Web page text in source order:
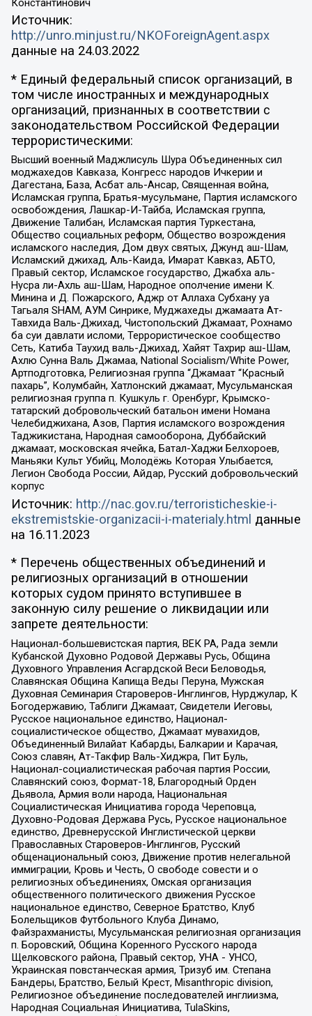
Источник:
http://unro.minjust.ru/NKOForeignAgent.aspx
данные на 24.03.2022
* Единый федеральный список организаций, в
том числе иностранных и международных
организаций, признанных в соответствии с
законодательством Российской Федерации
террористическими:
Высший военный Маджлисуль Шура Объединенных сил
моджахедов Кавказа, Конгресс народов Ичкерии и
Дагестана, База, Асбат аль-Ансар, Священная война,
Исламская группа, Братья-мусульмане, Партия исламского
освобождения, Лашкар-И-Тайба, Исламская группа,
Движение Талибан, Исламская партия Туркестана,
Общество социальных реформ, Общество возрождения
исламского наследия, Дом двух святых, Джунд аш-Шам,
Исламский джихад, Аль-Каида, Имарат Кавказ, АБТО,
Правый сектор, Исламское государство, Джабха аль-
Нусра ли-Ахль аш-Шам, Народное ополчение имени К.
Минина и Д. Пожарского, Аджр от Аллаха Субхану уа
Тагьаля SHAM, АУМ Синрике, Муджахеды джамаата Ат-
Тавхида Валь-Джихад, Чистопольский Джамаат, Рохнамо
ба суи давлати исломи, Террористическое сообщество
Сеть, Катиба Таухид валь-Джихад, Хайят Тахрир аш-Шам,
Ахлю Сунна Валь Джамаа, National Socialism/White Power,
Артподготовка, Религиозная группа “Джамаат “Красный
пахарь”, Колумбайн, Хатлонский джамаат, Мусульманская
религиозная группа п. Кушкуль г. Оренбург, Крымско-
татарский добровольческий батальон имени Номана
Челебиджихана, Азов, Партия исламского возрождения
Таджикистана, Народная самооборона, Дуббайский
джамаат, московская ячейка, Батал-Хаджи Белхороев,
Маньяки Культ Убийц, Молодёжь Которая Улыбается,
Легион Свобода России, Айдар, Русский добровольческий
корпус
Источник: http://nac.gov.ru/terroristicheskie-i-
ekstremistskie-organizacii-i-materialy.html данные
на 16.11.2023
* Перечень общественных объединений и
религиозных организаций в отношении
которых судом принято вступившее в
законную силу решение о ликвидации или
запрете деятельности:
Национал-большевистская партия, ВЕК РА, Рада земли
Кубанской Духовно Родовой Державы Русь, Община
Духовного Управления Асгардской Веси Беловодья,
Славянская Община Капища Веды Перуна, Мужская
Духовная Семинария Староверов-Инглингов, Нурджулар, К
Богодержавию, Таблиги Джамаат, Свидетели Иеговы,
Русское национальное единство, Национал-
социалистическое общество, Джамаат мувахидов,
Объединенный Вилайат Кабарды, Балкарии и Карачая,
Союз славян, Ат-Такфир Валь-Хиджра, Пит Буль,
Национал-социалистическая рабочая партия России,
Славянский союз, Формат-18, Благородный Орден
Дьявола, Армия воли народа, Национальная
Социалистическая Инициатива города Череповца,
Духовно-Родовая Держава Русь, Русское национальное
единство, Древнерусской Инглистической церкви
Православных Староверов-Инглингов, Русский
общенациональный союз, Движение против нелегальной
иммиграции, Кровь и Честь, О свободе совести и о
религиозных объединениях, Омская организация
общественного политического движения Русское
национальное единство, Северное Братство, Клуб
Болельщиков Футбольного Клуба Динамо,
Файзрахманисты, Мусульманская религиозная организация
п. Боровский, Община Коренного Русского народа
Щелковского района, Правый сектор, УНА - УНСО,
Украинская повстанческая армия, Тризуб им. Степана
Бандеры, Братство, Белый Крест, Misanthropic division,
Религиозное объединение последователей инглиизма,
Народная Социальная Инициатива, TulaSkins,